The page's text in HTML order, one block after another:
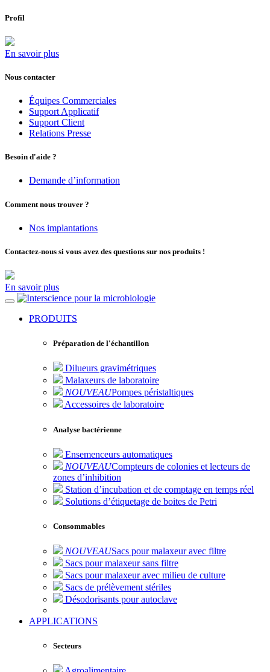
Profil
En savoir plus
Nous contacter
Équipes Commerciales
Support Applicatif
Support Client
Relations Presse
Besoin d'aide ?
Demande d’information
Comment nous trouver ?
Nos implantations
Contactez-nous si vous avez des questions sur nos produits !
En savoir plus
pour la microbiologie
PRODUITS
Préparation de l'échantillon
Dilueurs gravimétriques
Malaxeurs de laboratoire
NOUVEAUPompes péristaltiques
Accessoires de laboratoire
Analyse bactérienne
Ensemenceurs automatiques
NOUVEAUCompteurs de colonies et lecteurs de
zones d’inhibition
Station d’incubation et de comptage en temps réel
Solutions d’étiquetage de boites de Petri
Consommables
NOUVEAUSacs pour malaxeur avec filtre
Sacs pour malaxeur sans filtre
Sacs pour malaxeur avec milieu de culture
Sacs de prélèvement stériles
Désodorisants pour autoclave
APPLICATIONS
Secteurs